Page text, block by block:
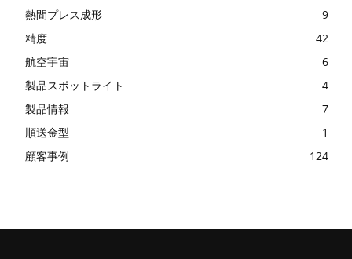
熱間プレス成形
9
精度
42
航空宇宙
6
製品スポットライト
4
製品情報
7
順送金型
1
顧客事例
124